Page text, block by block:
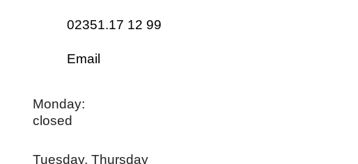
02351.17 12 99
Email
Monday:
closed
Tuesday, Thursday